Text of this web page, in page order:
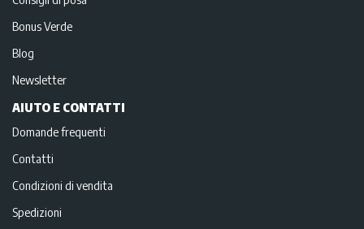
Bonus Verde
Blog
Newsletter
AIUTO E CONTATTI
Domande frequenti
Contatti
Condizioni di vendita
Spedizioni